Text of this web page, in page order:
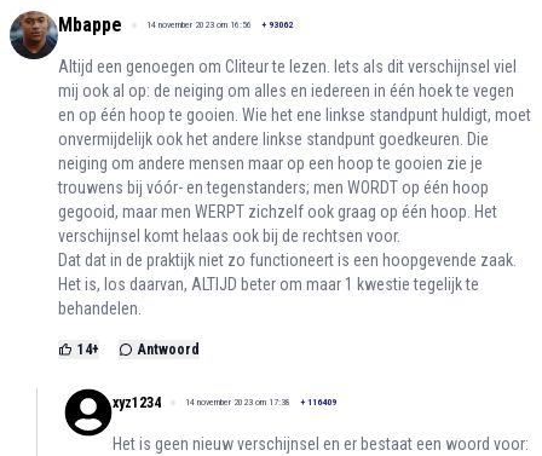
Mbappe 14 november 2023 om 16:56 + 93062
Altijd een genoegen om Cliteur te lezen. Iets als dit verschijnsel viel
mij ook al op: de neiging om alles en iedereen in één hoek te vegen
en op één hoop te gooien. Wie het ene linkse standpunt huldigt, moet
onvermijdelijk ook het andere linkse standpunt goedkeuren. Die
neiging om andere mensen maar op een hoop te gooien zie je
trouwens bij vóór- en tegenstanders; men WORDT op één hoop
gegooid, maar men WERPT zichzelf ook graag op één hoop. Het
verschijnsel komt helaas ook bij de rechtsen voor.
Dat dat in de praktijk niet zo functioneert is een hoopgevende zaak.
Het is, los daarvan, ALTIJD beter om maar 1 kwestie tegelijk te
behandelen.
14+ Antwoord
xyz1234 14 november 2023 om 17:38 + 116409
Het is geen nieuw verschijnsel en er bestaat een woord voor: